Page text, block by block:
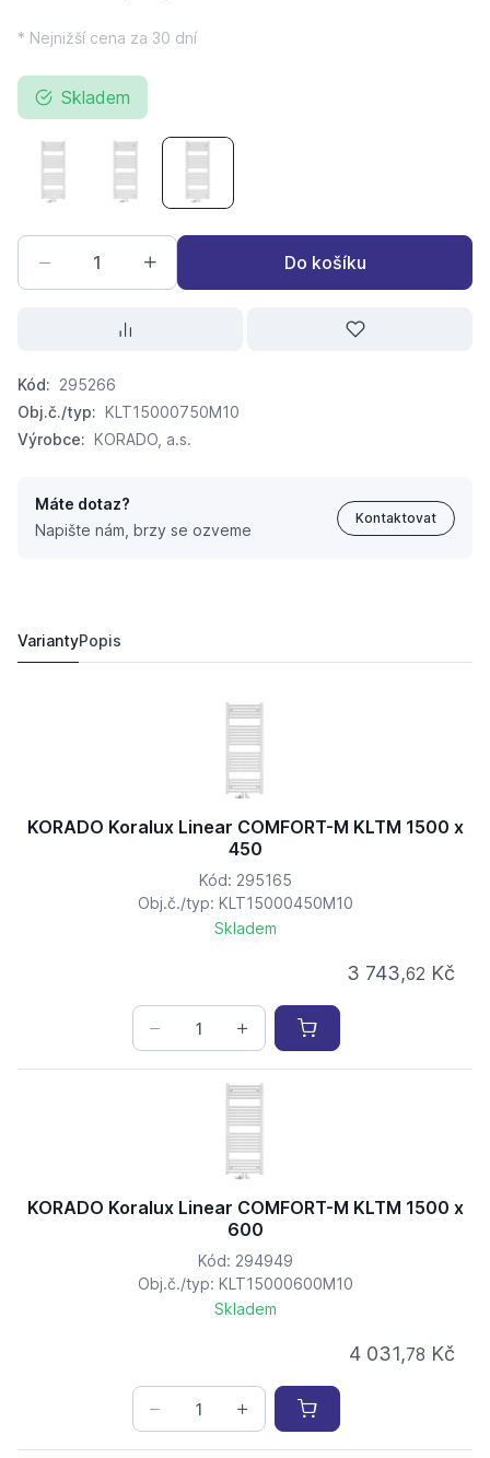
* Nejnižší cena za 30 dní
Skladem
Do košíku
Kód: 295266
Obj.č./typ: KLT15000750M10
Výrobce: KORADO, a.s.
Máte dotaz?
Napište nám, brzy se ozveme
Kontaktovat
VariantyPopis
KORADO Koralux Linear COMFORT-M KLTM 1500 x
450
Kód: 295165
Obj.č./typ: KLT15000450M10
Skladem
3 743,62 Kč
KORADO Koralux Linear COMFORT-M KLTM 1500 x
600
Kód: 294949
Obj.č./typ: KLT15000600M10
Skladem
4 031,78 Kč